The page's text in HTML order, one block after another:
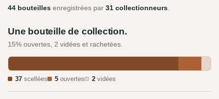
44 bouteilles enregistrées par 31 collectionneurs.
Une bouteille de collection.
15% ouvertes, 2 vidées et rachetées.
37 scellées 5 ouvertes 2 vidées